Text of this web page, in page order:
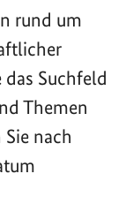
rund um
das Suchfeld
Themen
nach